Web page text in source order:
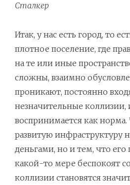
Сталкер
Итак, у нас есть город, то
плотное поселение, где
на те или иные
сложны, взаимно
проникают, постоянно
незначительные коллизии,
воспринимается как норма.
развитую инфраструктуру
деньгами, но и тем, что его
какой-то мере беспокоят
коллизии становятся